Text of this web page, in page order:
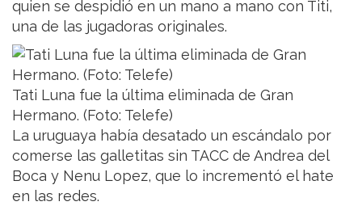
quien se despidió en un mano a mano con Titi,
una de las jugadoras originales.
Tati Luna fue la última eliminada de Gran
Hermano. (Foto: Telefe)
La uruguaya había desatado un escándalo por
comerse las galletitas sin TACC de Andrea del
Boca y Nenu Lopez, que lo incrementó el hate
en las redes.